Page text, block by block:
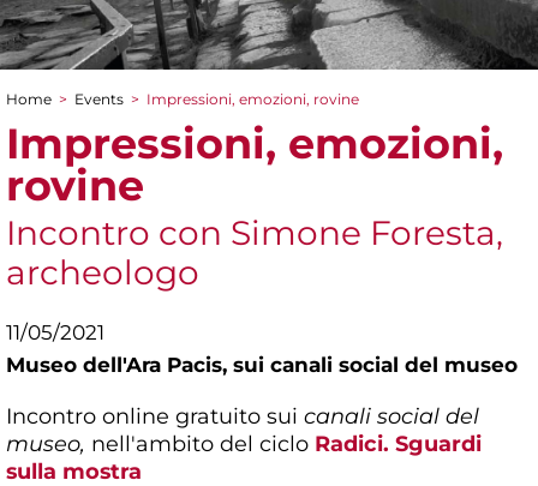
You are here
Home > Events > Impressioni, emozioni, rovine
Impressioni, emozioni,
rovine
Incontro con Simone Foresta,
archeologo
11/05/2021
Museo dell'Ara Pacis, sui canali social del museo
Incontro online gratuito sui canali social del
museo, nell'ambito del ciclo Radici. Sguardi
sulla mostra